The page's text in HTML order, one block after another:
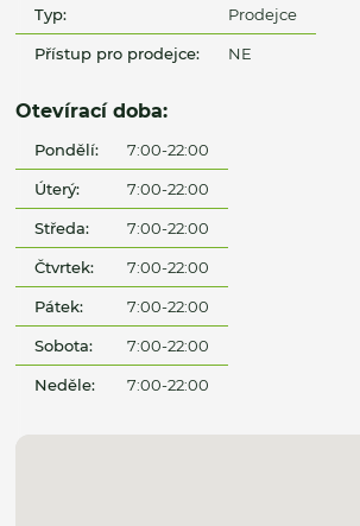
Typ: Prodejce
Přístup pro prodejce: NE
Otevírací doba:
Pondělí: 7:00-22:00
Úterý: 7:00-22:00
Středa: 7:00-22:00
Čtvrtek: 7:00-22:00
Pátek: 7:00-22:00
Sobota: 7:00-22:00
Neděle: 7:00-22:00